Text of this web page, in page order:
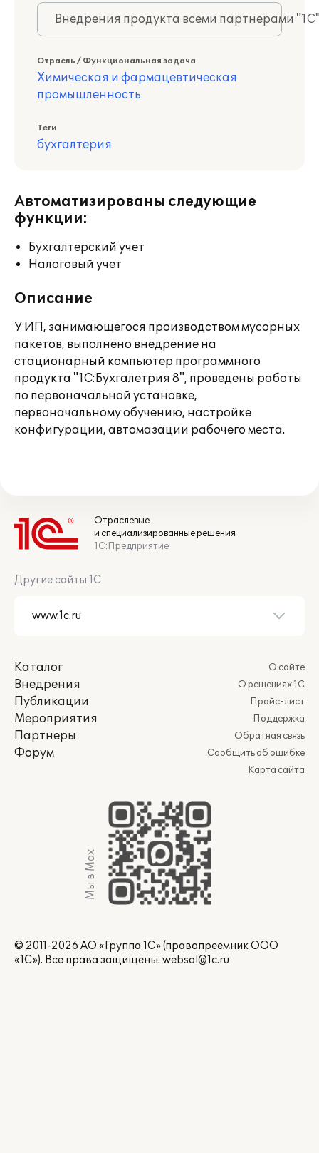
Внедрения продукта всеми партнерами
Отрасль / Функциональная задача
Химическая и фармацевтическая
промышленность
Теги
бухгалтерия
Автоматизированы следующие
функции:
Бухгалтерский учет
Налоговый учет
Описание
У ИП, занимающегося производством мусорных
пакетов, выполнено внедрение на
стационарный компьютер программного
продукта "1С:Бухгалетрия 8", проведены работы
по первоначальной установке,
первоначальному обучению, настройке
конфигурации, автомазации рабочего места.
Отраслевые
и специализированные решения
1С:Предприятие
Другие сайты 1С
Каталог
Внедрения
Публикации
Мероприятия
Партнеры
Форум
О сайте
О решениях 1С
Прайс-лист
Поддержка
Обратная связь
Сообщить об ошибке
Карта сайта
Мы в Max
© 2011-2026 АО «Группа 1С» (правопреемник ООО
«1С»). Все права защищены. websol@1c.ru